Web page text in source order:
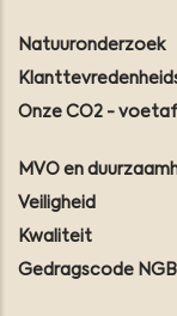
Natuuronderzoek
Onze CO2 -
MVO en
Veiligheid
Kwaliteit
Gedragscode NGB